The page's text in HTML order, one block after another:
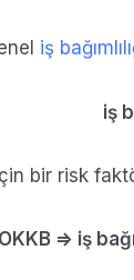
iş
iş
için bir risk
OKKB => iş